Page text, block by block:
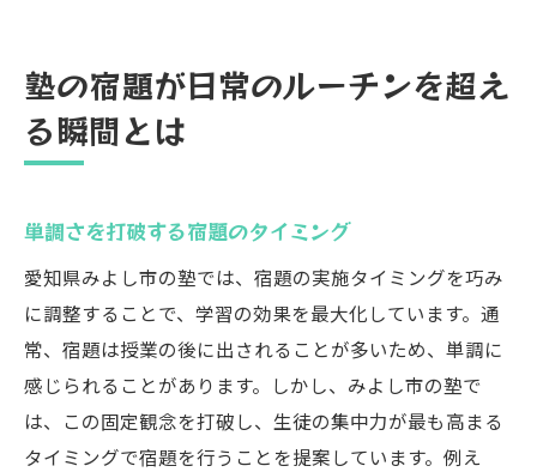
塾の宿題が日常のルーチンを超え
る瞬間とは
単調さを打破する宿題のタイミング
愛知県みよし市の塾では、宿題の実施タイミングを巧み
に調整することで、学習の効果を最大化しています。通
常、宿題は授業の後に出されることが多いため、単調に
感じられることがあります。しかし、みよし市の塾で
は、この固定観念を打破し、生徒の集中力が最も高まる
タイミングで宿題を行うことを提案しています。例え